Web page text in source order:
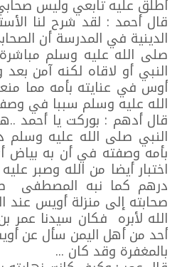
أطلق عليه تابعي وليس
قال أحمد : لقد شرح لنا
الدينية في المدرسة أن
صلى الله عليه وسلم
النبي أو لاقاه لكنه آمن
أوس في عنايته بأمه مما
الله عليه وسلم سببا في
قال أدهم : بوركت يا أحمد
النبي صلى الله عليه وسلم
بأمه وصفته في أن به بياض
اختبار أيضا من الله وصبر
درهم كما نبه المصطفى
صحابته إلى منزلة أويس عند
الله لأبره فكان سيدنا عمر
أحد من أهل اليمن سأل عن
بالمغفرة وقد كان ...